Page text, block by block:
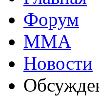
Форум
ММА
Новости